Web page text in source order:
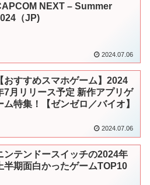
NEXT – Summer
（JP)
2024.07.06
【おすすめスマホゲーム】2024
7月リリース予定 新作アプリゲ
ム特集！【ゼンゼロ／バイオ】
2024.07.06
ンテンドースイッチの2024年
上半期面白かったゲームTOP10